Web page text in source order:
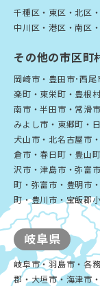
千種区・東区・北区
中川区・港区・南区
その他の市区町
岡崎市・豊田市･西
楽町・東栄町・豊根
南市・半田市・常滑
みよし市・東郷町・
犬山市・北名古屋市
倉市・春日町・豊山
沢市・津島市・弥富
町・弥富市・豊明市
町・豊川市・宝飯郡
岐阜県
岐阜市・羽島市・各
郡・大垣市・海津市